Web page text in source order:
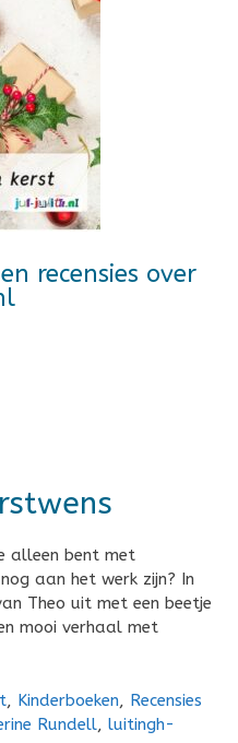
recensies over
alleen bent met
aan het werk zijn? In
Theo uit met een beetje
mooi verhaal met
, Kinderboeken, Recensies
Rundell, luitingh-